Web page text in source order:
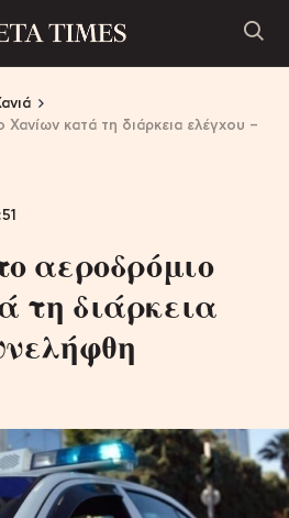
κατά τη διάρκεια ελέγχου –
αεροδρόμιο
τη διάρκεια